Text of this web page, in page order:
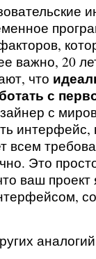
важно, 20
что
с
с
интерфейс,
всем
Это
ваш